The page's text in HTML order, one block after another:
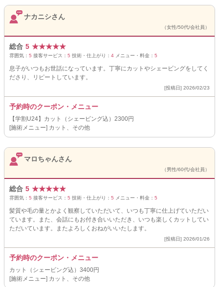
ナカニシさん
（女性/50代/会社員）
総合 5 ★★★★★
雰囲気： 5 接客サービス： 5 技術・仕上がり： 4 メニュー・料金： 5
息子がいつもお世話になっています。丁寧にカットやシェービングをしてく
ださり、リピートしています。
[投稿日] 2026/02/23
予約時のクーポン・メニュー
【学割U24】カット（シェービング込）2300円
[施術メニュー] カット、その他
マロちゃんさん
（男性/60代/会社員）
総合 5 ★★★★★
雰囲気： 5 接客サービス： 5 技術・仕上がり： 5 メニュー・料金： 5
髪質や毛の量とかよく観察していただいて、いつも丁寧に仕上げていただい
ています。また、会話にもお付き合いいただき、いつも楽しくカットしてい
ただいています。またよろしくおねがいいたします。
[投稿日] 2026/01/26
予約時のクーポン・メニュー
カット（シェービング込）3400円
[施術メニュー] カット、その他